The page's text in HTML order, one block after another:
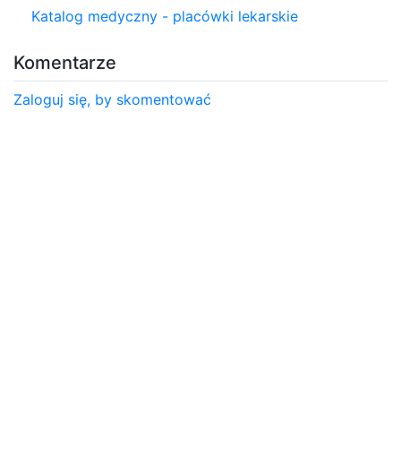
Katalog medyczny - placówki lekarskie
Komentarze
Zaloguj się, by skomentować